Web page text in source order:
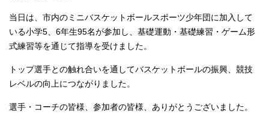
当日は、市内のミニバスケットボールスポーツ少年団に加入して
いる小学5、6年生95名が参加し、基礎運動・基礎練習・ゲーム形
式練習等を通じて指導を受けました。
トップ選手との触れ合いを通してバスケットボールの振興、競技
レベルの向上につながりました。
選手・コーチの皆様、参加者の皆様、ありがとうございました。